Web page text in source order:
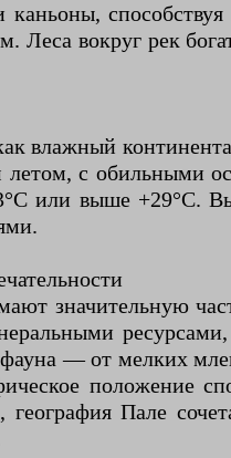
Леса вокруг рек
влажный
с обильными
или выше +29°C.
значительную
— от мелких
положение
Пале